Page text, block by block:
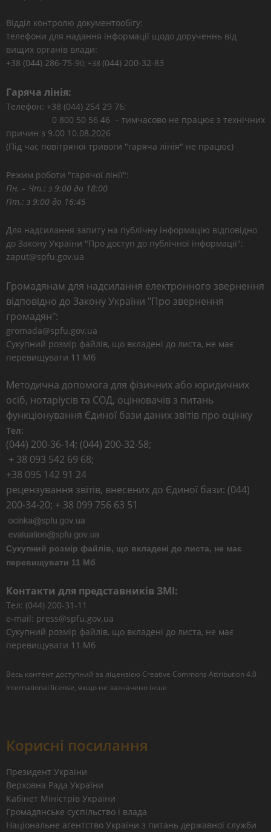
Відділ контролю документообігу:
телефони для надання інформації щодо дорученнь від
вищих органів влади:
+38 (044) 286-75-90; +38 (044) 200-32-83
Гаряча лінія:
Телефон: +38 (044) 254 29 76;
0 800 50 56 46 – тимчасово не працює з технічних
причин з 9.00 10.08.2026
(Під час повітряної тривоги "гаряча лінія" не працює)
Режим роботи "гарячої лінії":
Пн. – Чт.: з 9:00 до 18:00
Пт.: з 9:00 до 16:45
Для надсилання запиту на публічну інформацію відповідно
до Закону України "Про доступ до публічної інформації":
zaput@spfu.gov.ua
Громадянам для надсилання електронного звернення
відповідно до Закону України "Про звернення
громадян":
gromada@spfu.gov.ua
Сукупний розмір файлів, що вкладені до листа, не має
перевищувати 11 Мб
Методична допомога для фізичних або юридичних
осіб, нотаріусів та СОД, оцінювачів з питань
функціонування Єдиної бази даних звітів про оцінку
Тел:
(044) 200-36-14; (044) 200-32-58;
+ 38 093 542 69 68;
+38 095 142 91 24
рецензування звітів, внесених до Єдиної бази: (044)
200-34-20; + 38 099 756 63 51
Сукупний розмір файлів, що вкладені до листа, не має
перевищувати 11 Мб
Контакти для представників ЗМІ:
Тел: (044) 200-31-11
e-mail: press@spfu.gov.ua
Сукупний розмір файлів, що вкладені до листа, не має
перевищувати 11 Мб
Весь контент доступний за ліцензією Creative Commons Attribution 4.0
International license, якщо не зазначено інше
Корисні посилання
Президент України
Верховна Рада України
Кабінет Міністрів України
Громадянське суспільство і влада
Національне агентство України з питань державної служби